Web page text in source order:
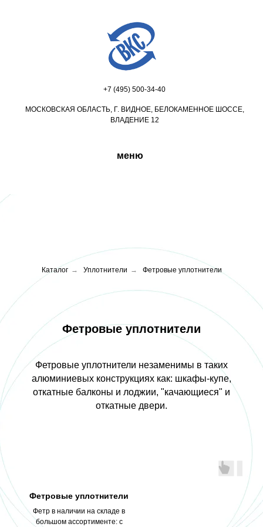
+7 (495) 500-34-40
МОСКОВСКАЯ ОБЛАСТЬ, Г. ВИДНОЕ, БЕЛОКАМЕННОЕ ШОССЕ,
ВЛАДЕНИЕ 12
меню
Каталог → Уплотнители → Фетровые уплотнители
Фетровые уплотнители
Фетровые уплотнители незаменимы в таких
алюминиевых конструкциях как: шкафы-купе,
откатные балконы и лоджии, "качающиеся" и
откатные двери.
Фетровые уплотнители
Фетр в наличии на складе в
большом ассортименте: с